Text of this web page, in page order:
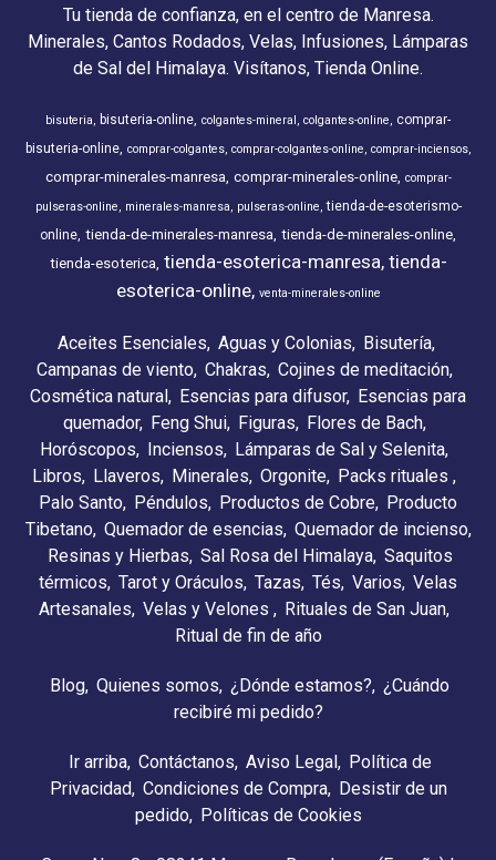
Tu tienda de confianza, en el centro de Manresa.
Minerales, Cantos Rodados, Velas, Infusiones, Lámparas
de Sal del Himalaya. Visítanos, Tienda Online.
bisuteria bisuteria-online colgantes-mineral colgantes-online
comprar-
bisuteria-online comprar-colgantes comprar-colgantes-online comprar-inciensos
comprar-minerales-manresa comprar-minerales-online comprar-
pulseras-online
minerales-manresa pulseras-online tienda-de-esoterismo-
online tienda-de-minerales-manresa tienda-de-minerales-online
tienda-esoterica tienda-esoterica-manresa tienda-
esoterica-online venta-minerales-online
Aceites Esenciales Aguas y Colonias
Bisutería
Campanas de viento Chakras Cojines de meditación
Cosmética natural Esencias para difusor Esencias para
quemador
Feng Shui Figuras
Flores de Bach
Horóscopos
Inciensos
Lámparas de Sal y Selenita
Libros
Llaveros Minerales Orgonite Packs rituales
Palo Santo Péndulos Productos de Cobre Producto
Tibetano Quemador de esencias Quemador de incienso
Resinas y Hierbas Sal Rosa del Himalaya Saquitos
térmicos Tarot y Oráculos Tazas Tés Varios Velas
Artesanales Velas y Velones
Rituales de San Juan
Ritual de fin de año
Blog Quienes somos ¿Dónde estamos?
¿Cuándo
recibiré mi pedido?
Ir arriba Contáctanos Aviso Legal
Política de
Privacidad Condiciones de Compra
Desistir de un
pedido
Políticas de Cookies